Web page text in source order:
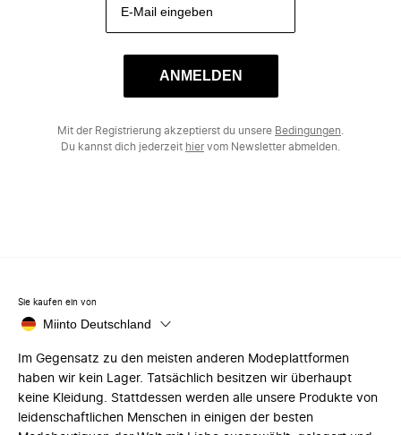
ANMELDEN
Mit der Registrierung akzeptierst du unsere Bedingungen
Du kannst dich jederzeit hiervom Newsletter abmelden.
Sie kaufen ein von
Miinto Deutschland
Im Gegensatz zu den meisten anderen Modeplattformen
haben wir kein Lager. Tatsächlich besitzen wir überhaupt
keine Kleidung. Stattdessen werden alle unsere Produkte von
leidenschaftlichen Menschen in einigen der besten